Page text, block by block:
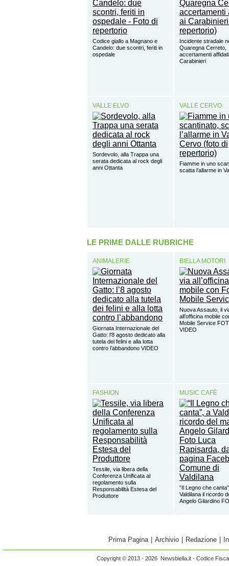
Codice giallo a Magnano e
Candelo: due scontri, feriti in
ospedale
Incidente stradale
Quaregna Cerreto,
accertamenti
Carabinieri
VALLE ELVO
Sordevolo, alla Trappa una
serata dedicata al rock degli
anni Ottanta
VALLE CERVO
Fiamme in uno
scatta l’allarme in
LE PRIME DALLE RUBRICHE
ANIMALERIE
Giornata Internazionale del
Gatto: l’8 agosto dedicato alla
tutela dei felini e alla lotta
contro l’abbandono VIDEO
BIELLA MOTORI
Nuova Assauto, il
all’officina mobile
Mobile Service
VIDEO
FASHION
Tessile, via libera della
Conferenza Unificata al
regolamento sulla
Responsabilità Estesa del
Produttore
MUSIC CAFÈ
“Il Legno che
Valdilana il ricordo
Angelo Gilardino
Prima Pagina Archivio Redazione
Copyright © 2013 - 2026 Newsbiella.it - Codice